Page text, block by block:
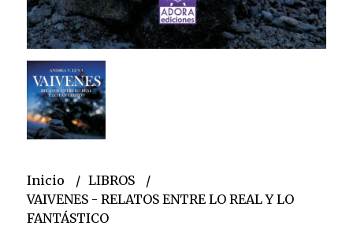
Inicio
LIBROS
VAIVENES - RELATOS ENTRE LO REAL Y LO
FANTÁSTICO